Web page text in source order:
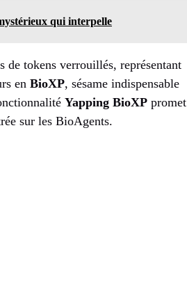
qui interpelle
tokens verrouillés, représentant
en BioXP, sésame indispensable
Yapping BioXP promet
sur les BioAgents.